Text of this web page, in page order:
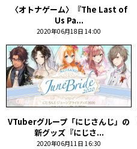
〈オトナゲーム〉『The Last of
Us Pa...
2020年06月18日 14:00
VTuberグループ「にじさんじ」の
新グッズ『にじさ...
2020年06月11日 16:30